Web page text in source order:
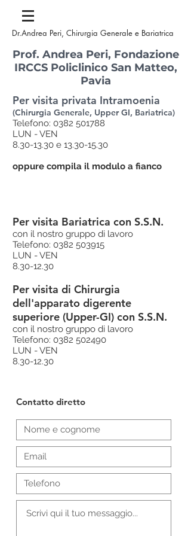
Dr.Andrea Peri, Chirurgia Generale e Bariatrica
Prof. Andrea Peri, Fondazione
IRCCS Policlinico San Matteo,
Pavia
Per visita privata Intramoenia
(Chirurgia Generale, Upper GI, Bariatrica)
Telefono: 0382 501788
LUN - VEN
8.30-13.30 e 13.30-15.30
oppure compila il modulo a fianco
Per visita Bariatrica con S.S.N.
con il nostro gruppo di lavoro
Telefono: 0382 503915
LUN - VEN
8.30-12.30
Per visita di Chirurgia
dell'apparato digerente
superiore (Upper-GI) con S.S.N.
con il nostro gruppo di lavoro
Telefono: 0382 502490
LUN - VEN
8.30-12.30
Contatto diretto